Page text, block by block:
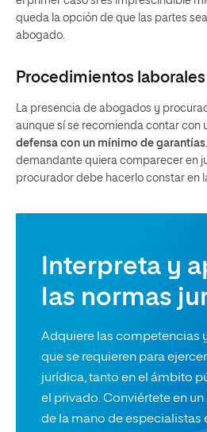
queda la opción de que las partes
abogado.
Procedimientos laborales
La presencia de abogados y
aunque sí se recomienda contar con
defensa con un mínimo de garantías
demandante quiera comparecer en
procurador debe hacerlo constar en
Interpreta y
las normas
Adquiere las competencias
que se requieren para
jurídica, tanto en el ámbito
el privado. Conviértete en
de la mano de especialistas